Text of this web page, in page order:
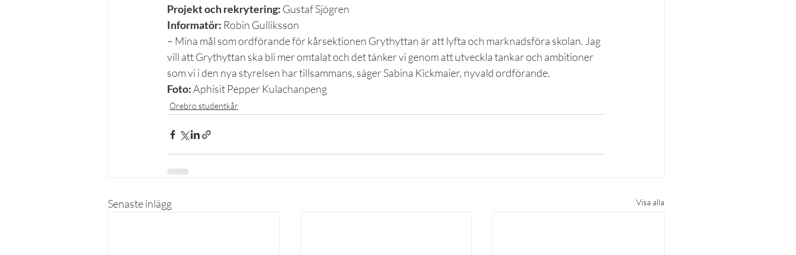
Projekt och rekrytering: Gustaf Sjögren
Informatör: Robin Gulliksson
– Mina mål som ordförande för kårsektionen Grythyttan är att lyfta och marknadsföra skolan. Jag
vill att Grythyttan ska bli mer omtalat och det tänker vi genom att utveckla tankar och ambitioner
som vi i den nya styrelsen har tillsammans, säger Sabina Kickmaier, nyvald ordförande.
Foto: Aphisit Pepper Kulachanpeng
Örebro studentkår
Senaste inlägg Visa alla